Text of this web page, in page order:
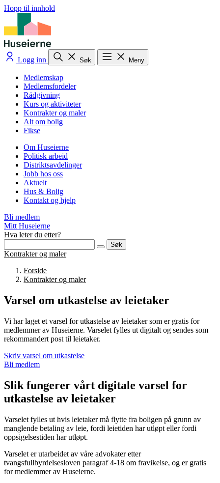
Hopp til innhold
Logg inn Søk Meny
Medlemskap
Medlemsfordeler
Rådgivning
Kurs og aktiviteter
Kontrakter og maler
Alt om bolig
Fikse
Om Huseierne
Politisk arbeid
Distriktsavdelinger
Jobb hos oss
Aktuelt
Hus & Bolig
Kontakt og hjelp
Bli medlem
Mitt Huseierne
Hva leter du etter?
Søk
Kontrakter og maler
Forside
Kontrakter og maler
Varsel om utkastelse av leietaker
Vi har laget et varsel for utkastelse av leietaker som er gratis for
medlemmer av Huseierne. Varselet fylles ut digitalt og sendes som
rekommandert post til leietaker.
Skriv varsel om utkastelse
Bli medlem
Slik fungerer vårt digitale varsel for
utkastelse av leietaker
Varselet fylles ut hvis leietaker må flytte fra boligen på grunn av
manglende betaling av leie, fordi leietiden har utløpt eller fordi
oppsigelsestiden har utløpt.
Varselet er utarbeidet av våre advokater etter
tvangsfullbyrdelsesloven paragraf 4-18 om fravikelse, og er gratis
for medlemmer av Huseierne.